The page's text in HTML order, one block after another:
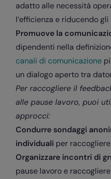
adatto alle necessità
l’efficienza e riducendo
Promuove la
dipendenti nella
canali di comunicazione
un dialogo aperto tra
Per raccogliere il
alle pause lavoro, puoi
approcci:
Condurre sondaggi
individuali per
Organizzare incontri di
pause lavoro e